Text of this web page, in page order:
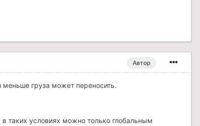
Автор
груза может переносить.
таких условиях можно только глобальным